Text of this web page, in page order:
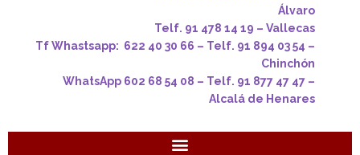
Álvaro
Telf. 91 478 14 19 – Vallecas
Tf Whastsapp: 622 40 30 66 – Telf. 91 894 03 54 –
Chinchón
WhatsApp 602 68 54 08 – Telf. 91 877 47 47 –
Alcalá de Henares